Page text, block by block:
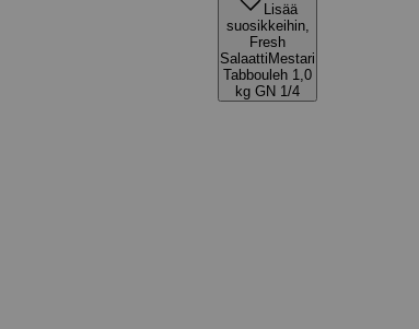
Lisää
suosikkeihin,
Fresh
SalaattiMestari
Tabbouleh 1,0
kg GN 1/4